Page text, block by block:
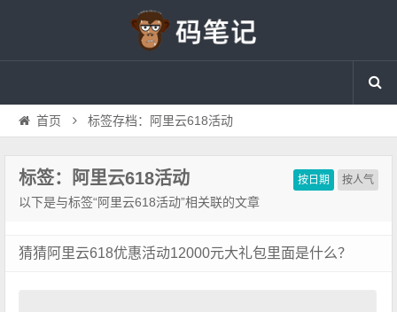
首页 标签存档：阿里云618活动
按日期 按人气
标签：阿里云618活动
以下是与标签“阿里云618活动”相关联的文章
猜猜阿里云618优惠活动12000元大礼包里面是什么？